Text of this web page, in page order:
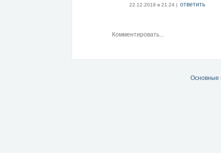
22.12.2018 в 21:24 | ответить
Основные